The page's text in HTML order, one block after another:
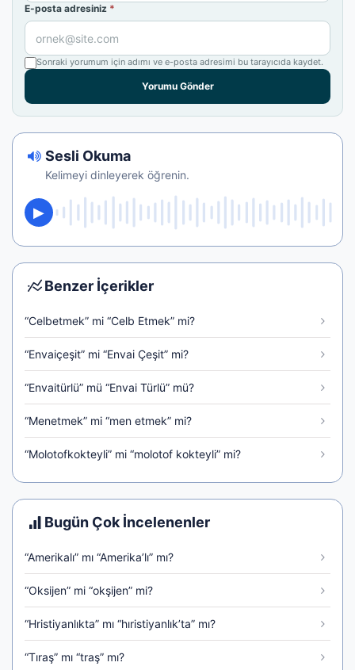
E-posta adresiniz *
Sonraki yorumum için adımı ve e-posta adresimi bu tarayıcıda kaydet.
Yorumu Gönder
Sesli Okuma
Kelimeyi dinleyerek öğrenin.
Benzer İçerikler
“Celbetmek” mi “Celb Etmek” mi?
“Envaiçeşit” mi “Envai Çeşit” mi?
“Envaitürlü” mü “Envai Türlü” mü?
“Menetmek” mi “men etmek” mi?
“Molotofkokteyli” mi “molotof kokteyli” mi?
Bugün Çok İncelenenler
“Amerikalı” mı “Amerika’lı” mı?
“Oksijen” mi “okşijen” mi?
“Hristiyanlıkta” mı “hıristiyanlık’ta” mı?
“Tıraş” mı “traş” mı?